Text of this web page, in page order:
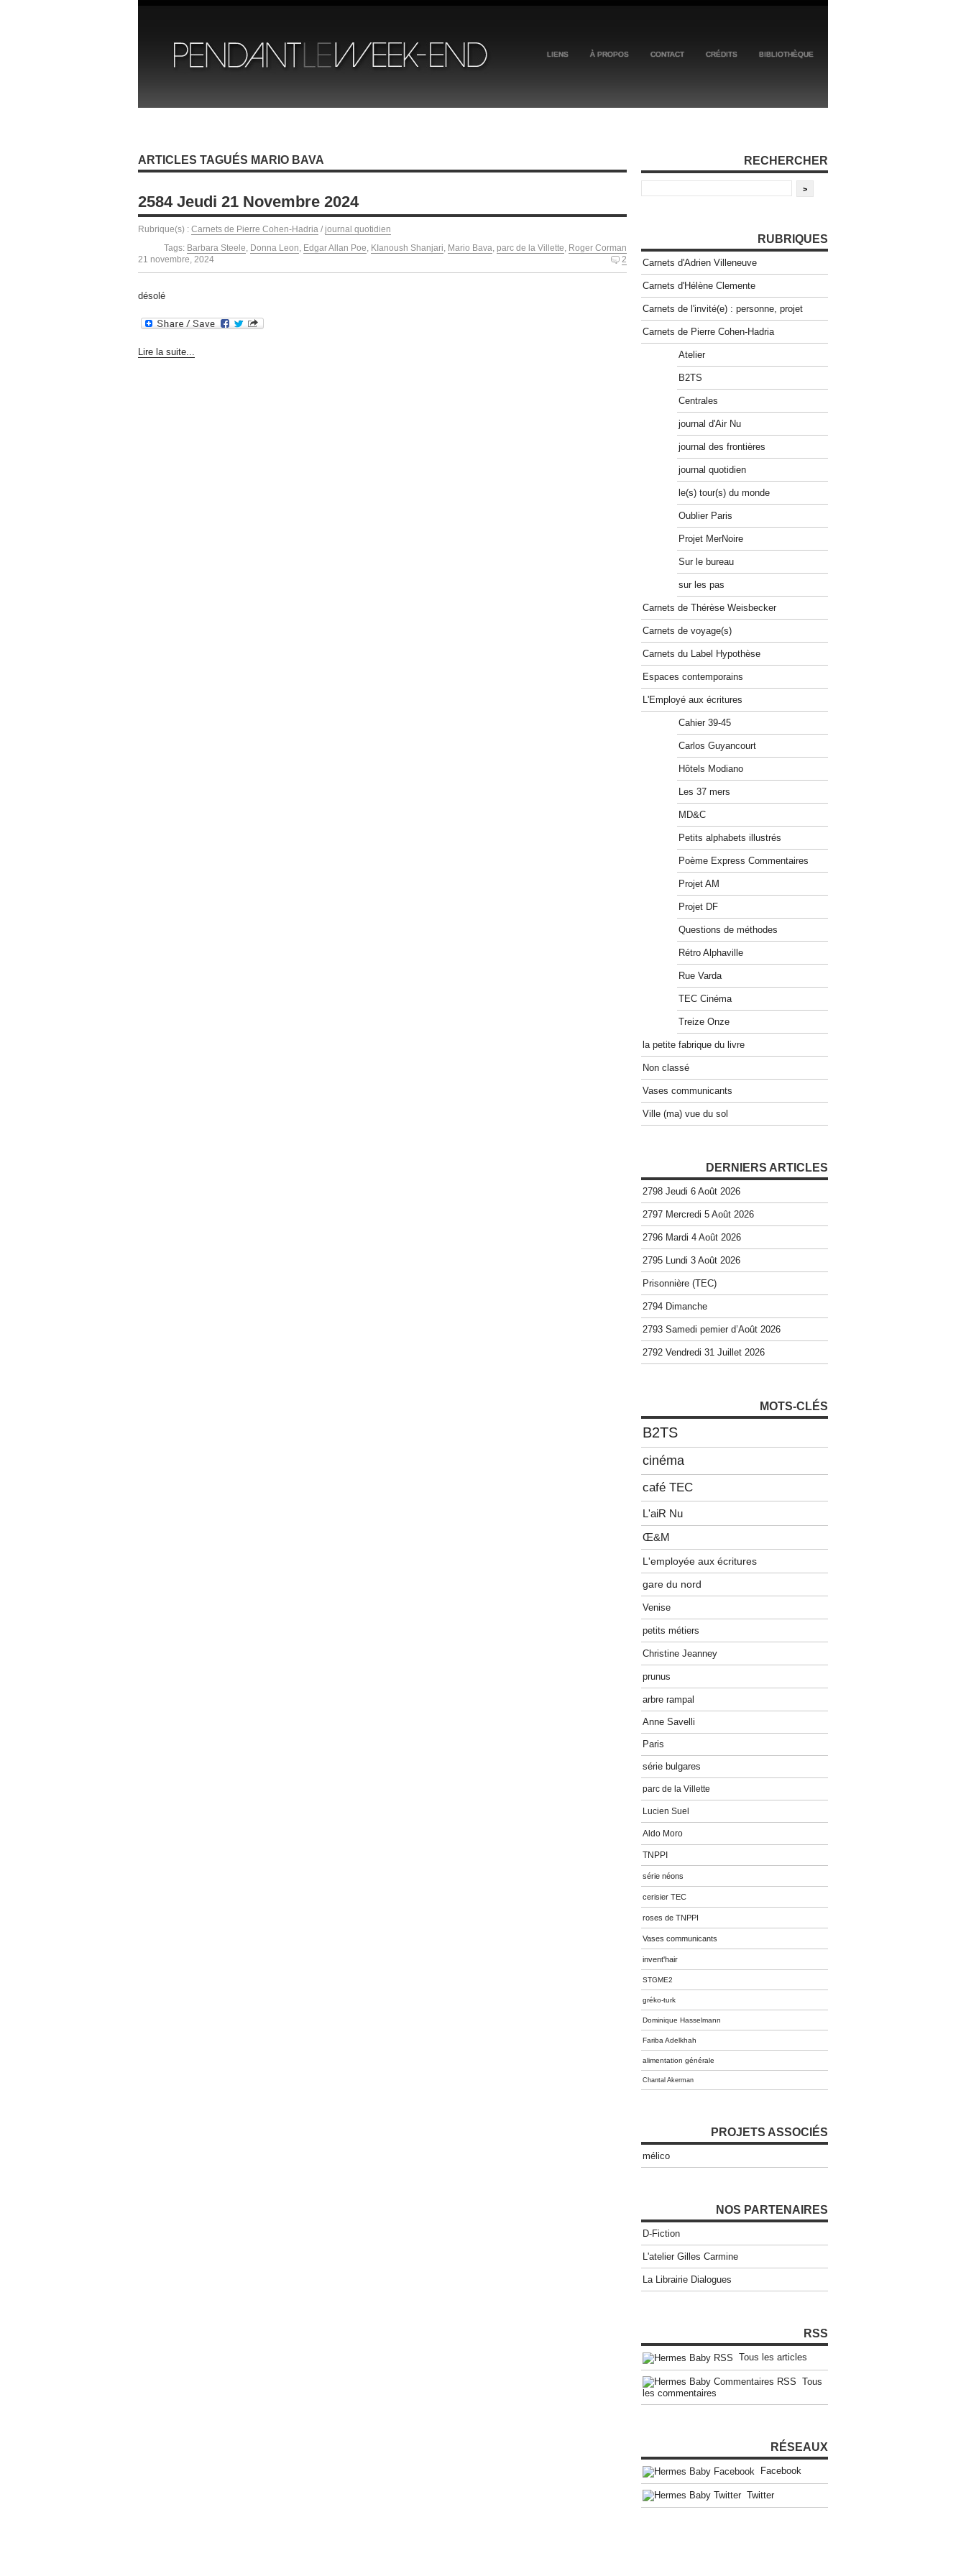
LIENS À PROPOS CONTACT CRÉDITS BIBLIOTHÈQUE
ARTICLES TAGUÉS MARIO BAVA
2584 Jeudi 21 Novembre 2024
Rubrique(s) : Carnets de Pierre Cohen-Hadria / journal quotidien
Tags: Barbara Steele, Donna Leon, Edgar Allan Poe, KIanoush Shanjari, Mario Bava, parc de la Villette, Roger Corman
21 novembre, 2024
2
désolé
Lire la suite...
RECHERCHER
RUBRIQUES
Carnets d'Adrien Villeneuve
Carnets d'Hélène Clemente
Carnets de l'invité(e) : personne, projet
Carnets de Pierre Cohen-Hadria
Atelier
B2TS
Centrales
journal d'Air Nu
journal des frontières
journal quotidien
le(s) tour(s) du monde
Oublier Paris
Projet MerNoire
Sur le bureau
sur les pas
Carnets de Thérèse Weisbecker
Carnets de voyage(s)
Carnets du Label Hypothèse
Espaces contemporains
L'Employé aux écritures
Cahier 39-45
Carlos Guyancourt
Hôtels Modiano
Les 37 mers
MD&C
Petits alphabets illustrés
Poème Express Commentaires
Projet AM
Projet DF
Questions de méthodes
Rétro Alphaville
Rue Varda
TEC Cinéma
Treize Onze
la petite fabrique du livre
Non classé
Vases communicants
Ville (ma) vue du sol
DERNIERS ARTICLES
2798 Jeudi 6 Août 2026
2797 Mercredi 5 Août 2026
2796 Mardi 4 Août 2026
2795 Lundi 3 Août 2026
Prisonnière (TEC)
2794 Dimanche
2793 Samedi pemier d’Août 2026
2792 Vendredi 31 Juillet 2026
MOTS-CLÉS
B2TS
cinéma
café TEC
L'aiR Nu
Œ&M
L'employée aux écritures
gare du nord
Venise
petits métiers
Christine Jeanney
prunus
arbre rampal
Anne Savelli
Paris
série bulgares
parc de la Villette
Lucien Suel
Aldo Moro
TNPPI
série néons
cerisier TEC
roses de TNPPI
Vases communicants
invent'hair
STGME2
gréko-turk
Dominique Hasselmann
Fariba Adelkhah
alimentation générale
Chantal Akerman
PROJETS ASSOCIÉS
mélico
NOS PARTENAIRES
D-Fiction
L'atelier Gilles Carmine
La Librairie Dialogues
RSS
Tous les articles
Tous
les commentaires
RÉSEAUX
Facebook
Twitter